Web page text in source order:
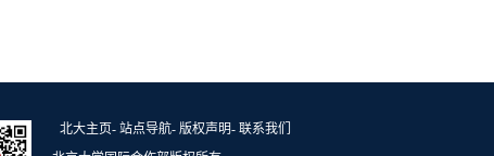
北大主页- 站点导航- 版权声明- 联系我们